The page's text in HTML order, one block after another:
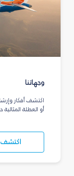
وجهاتنا
اكتشف أفكار
أو العطلة
اكتشف